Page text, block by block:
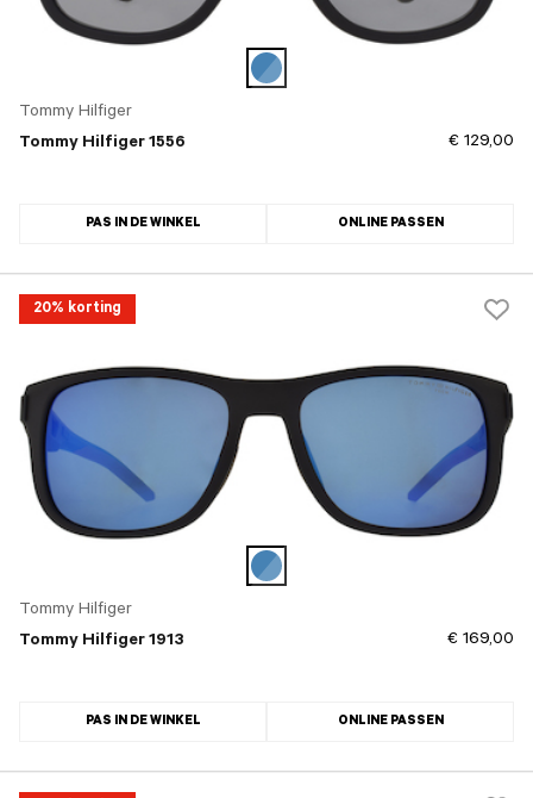
Tommy Hilfiger
Tommy Hilfiger 1556
€ 129,00
PAS IN DE WINKEL ONLINE PASSEN
20% korting
Tommy Hilfiger
Tommy Hilfiger 1913
€ 169,00
PAS IN DE WINKEL ONLINE PASSEN